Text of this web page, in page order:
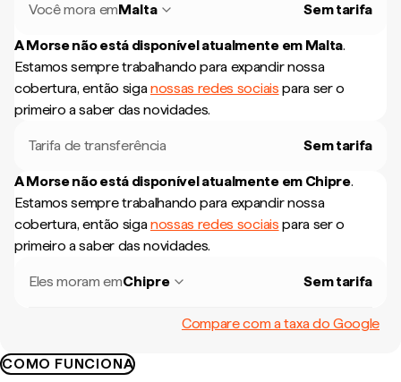
Você mora emMalta Sem tarifa
A Morse não está disponível atualmente em Malta.
Estamos sempre trabalhando para expandir nossa
cobertura, então siganossas redes sociais para ser o
primeiro a saber das novidades.
Tarifa de transferência Sem tarifa
A Morse não está disponível atualmente em Chipre.
Estamos sempre trabalhando para expandir nossa
cobertura, então siganossas redes sociais para ser o
primeiro a saber das novidades.
Eles moram emChipre Sem tarifa
Compare com a taxa do Google
COMO FUNCIONA